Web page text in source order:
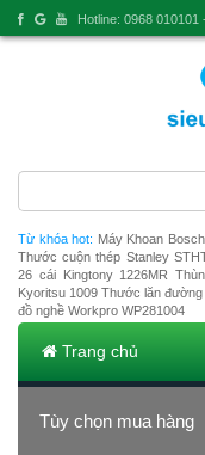
Từ khóa hot: Máy Khoan
Thước cuộn thép Stanley
26 cái Kingtony 1226MR
Kyoritsu 1009 Thước lăn đường
đồ nghề Workpro WP281004
Trang chủ
Tùy chọn mua hàng
Hotline: 0968 010101